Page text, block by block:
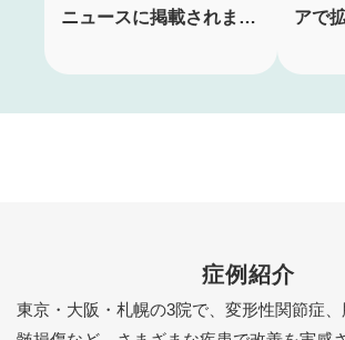
ニュースに掲載されまし
アで
症例紹介
東京・大阪・札幌の3院で、変形性関節症